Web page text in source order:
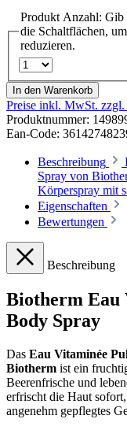
Produkt Anzahl: Gib
die Schaltflächen,
reduzieren.
In den Warenkorb
Preise inkl. MwSt. zzgl.
Produktnummer:
Ean-Code:
Beschreibung
Spray von
Körperspray mit
Eigenschaften
Bewertungen
Beschreibung
Biotherm Eau
Body Spray
Das Eau Vitaminée
Biotherm ist ein
Beerenfrische und
erfrischt die Haut
angenehm gepflegtes